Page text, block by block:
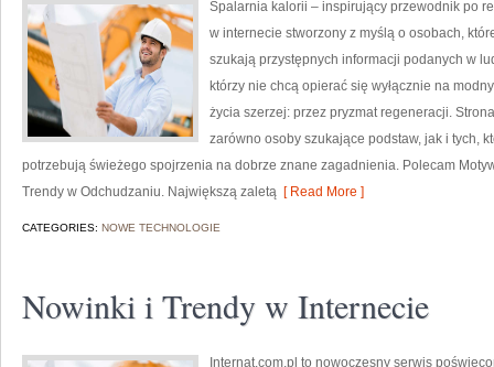
Spalarnia kalorii – inspirujący przewodnik po
w internecie stworzony z myślą o osobach,
szukają przystępnych informacji podanych w
którzy nie chcą opierać się wyłącznie na
życia szerzej: przez pryzmat regeneracji.
zarówno osoby szukające podstaw, jak i tych,
potrzebują świeżego spojrzenia na dobrze znane zagadnienia. Polecam
Trendy w Odchudzaniu. Największą zaletą [ Read More ]
CATEGORIES: NOWE TECHNOLOGIE
Nowinki i Trendy w Internecie
Internat.com.pl to nowoczesny serwis